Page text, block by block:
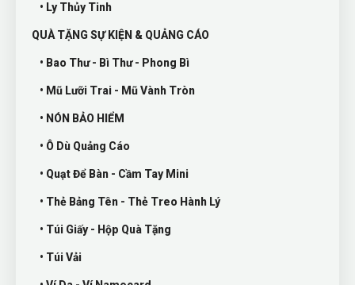
• Ly Thủy Tinh
QUÀ TẶNG SỰ KIỆN & QUẢNG CÁO
• Bao Thư - Bì Thư - Phong Bì
• Mũ Lưỡi Trai - Mũ Vành Tròn
• NÓN BẢO HIỂM
• Ô Dù Quảng Cáo
• Quạt Để Bàn - Cầm Tay Mini
• Thẻ Bảng Tên - Thẻ Treo Hành Lý
• Túi Giấy - Hộp Quà Tặng
• Túi Vải